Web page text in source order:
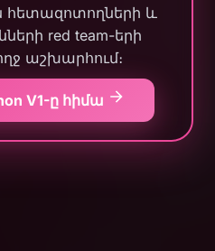
հետազոտողների և
red team-երի
աշխարհում։
V1-ը հիմա